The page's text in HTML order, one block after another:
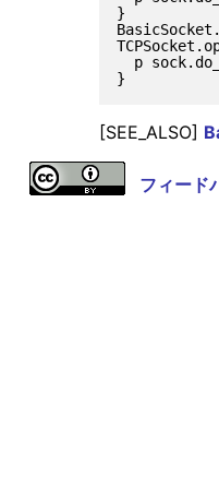
}
p
[SEE_ALSO]
フィード